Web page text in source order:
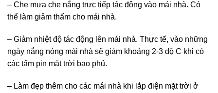
– Che mưa che nắng trực tiếp tác động vào mái nhà. Có
thể làm giảm thấm cho mái nhà.
– Giảm nhiệt độ tác động lên mái nhà. Thực tế, vào những
ngày nắng nóng mái nhà sẽ giảm khoảng 2-3 độ C khi có
các tấm pin mặt trời bao phủ.
– Làm đẹp thêm cho các mái nhà khi lắp điện mặt trời ở